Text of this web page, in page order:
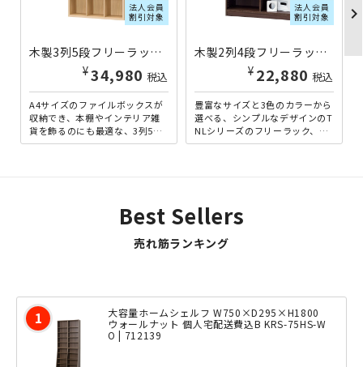
法人会員
割引対象
木製3列5段フリーラック SEPシリーズ W1100×D283×H1854 ナチュラル SS-FR1911SEP-NA | 403116
¥34,980 税込
A4サイズのファイルボックスが
収納でき、本棚やインテリア雑
貨を飾るのにも最適な、3列5段
フリーラックです。シンプルで
法人会員
割引対象
木製2列4段フリーラック TNLシリーズ W870×D290×H1200 ダーク SS-FR1287TNL-DK | 426572
¥ 22,880 税込
豊富なサイズと3色のカラーから
選べる、シンプルなデザインのT
NLシリーズのフリーラック、横
幅870タイプ。こちらは、2列仕
chevron_right
Best Sellers
売れ筋ランキング
大容量ホームシェルフ W750×D295×H1800
ウォールナット 個人宅配送費込B KRS-75HS-W
O | 712139